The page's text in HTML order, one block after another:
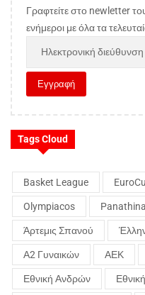
Γραφτείτε στο newletter
ενήμεροι με όλα τα
Tags Cloud
Basket League
Olympiacos
Άρτεμις Σπανού
Α2 Γυναικών ΑΕΚ
Εθνική Ανδρών